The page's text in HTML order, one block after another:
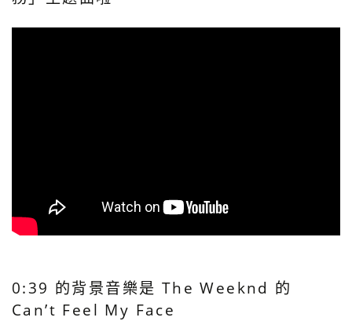
0:39 的背景音樂是 The Weeknd 的
Can’t Feel My Face